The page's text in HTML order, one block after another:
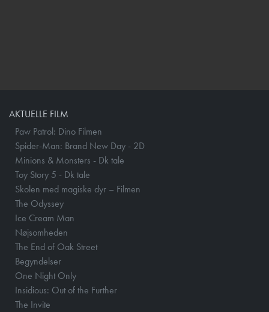
AKTUELLE FILM
Paw Patrol: Dino Filmen
Spider-Man: Brand New Day - 2D
Minions & Monsters - Dk tale
Toy Story 5 - Dk tale
Skolen med magiske dyr – Filmen
The Odyssey
Ice Cream Man
Nøjsomheden
The End of Oak Street
Begyndelser
One Night Only
Insidious: Out of the Further
The Invite